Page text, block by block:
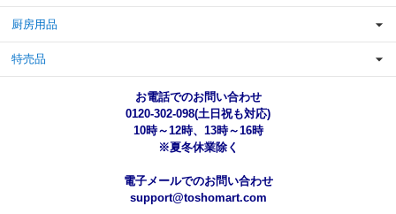
厨房用品
特売品
お電話でのお問い合わせ
0120-302-098(土日祝も対応)
10時～12時、13時～16時
※夏冬休業除く
電子メールでのお問い合わせ
support@toshomart.com